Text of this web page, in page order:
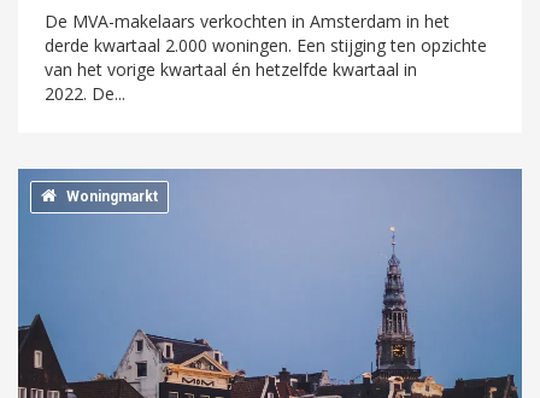
De MVA-makelaars verkochten in Amsterdam in het
derde kwartaal 2.000 woningen. Een stijging ten opzichte
van het vorige kwartaal én hetzelfde kwartaal in
2022. De...
Woningmarkt